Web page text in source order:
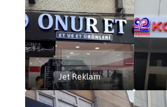
Jet Reklam